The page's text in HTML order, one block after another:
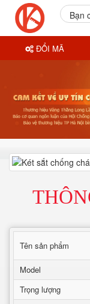
Tên sản phẩm
Model
Trọng lượng
Bạn
ĐỔI MÃ